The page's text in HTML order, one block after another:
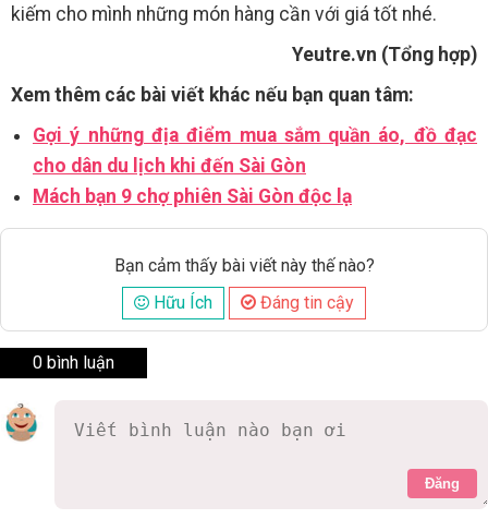
kiếm cho mình những món hàng cần với giá tốt nhé.
Yeutre.vn (Tổng hợp)
Xem thêm các bài viết khác nếu bạn quan tâm:
Gợi ý những địa điểm mua sắm quần áo, đồ đạc
cho dân du lịch khi đến Sài Gòn
Mách bạn 9 chợ phiên Sài Gòn độc lạ
Bạn cảm thấy bài viết này thế nào?
Hữu Ích
Đáng tin cậy
0 bình luận
Đăng